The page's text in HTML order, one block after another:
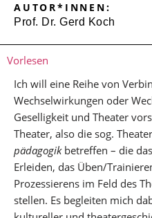
Vorlesen
Ich will eine Reihe von
Wechselwirkungen oder
Geselligkeit und Theater
Theater, also die sog. Theater
pädagogik betreffen – die
Erleiden, das Üben/
Prozessierens im Feld des
stellen. Es begleiten mich
AUTOR*INNEN:
Prof. Dr. Gerd Koch